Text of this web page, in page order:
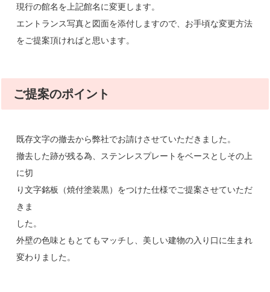
現行の館名を上記館名に変更します。
エントランス写真と図面を添付しますので、お手頃な変更方法
をご提案頂ければと思います。
ご提案のポイント
既存文字の撤去から弊社でお請けさせていただきました。
撤去した跡が残る為、ステンレスプレートをベースとしその上
に切
り文字銘板（焼付塗装黒）をつけた仕様でご提案させていただ
きま
した。
外壁の色味ともとてもマッチし、美しい建物の入り口に生まれ
変わりました。